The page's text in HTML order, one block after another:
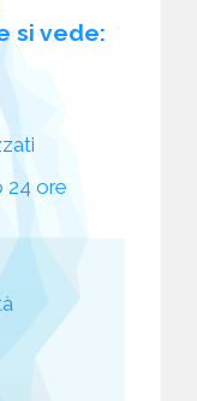
si vede:
24 ore